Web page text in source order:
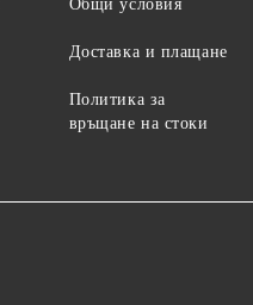
Общи условия
Доставка и плащане
Политика за
връщане на стоки